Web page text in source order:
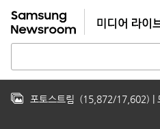
포토스트림 (15,872/17,602)